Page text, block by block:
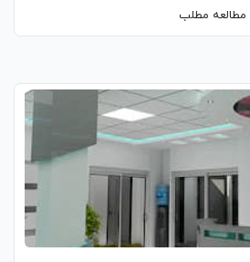
مطالعه مطلب